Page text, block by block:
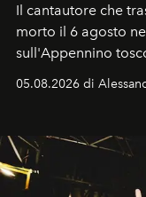
Il cantautore che
morto il 6 agosto
sull'Appennino
05.08.2026 di